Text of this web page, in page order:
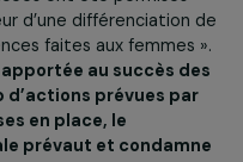
pour l’Observatoire
femmes du Centre
conclusionsde l’étude
« Politiques de lutte